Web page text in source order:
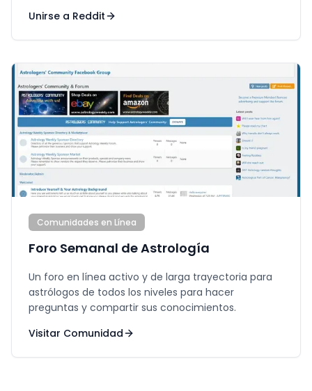
Unirse a Reddit
Comunidades en Línea
Foro Semanal de Astrología
Un foro en línea activo y de larga trayectoria para
astrólogos de todos los niveles para hacer
preguntas y compartir sus conocimientos.
Visitar Comunidad